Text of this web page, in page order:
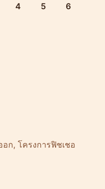
4 5 6
ก, โครงการฟิชเชอ